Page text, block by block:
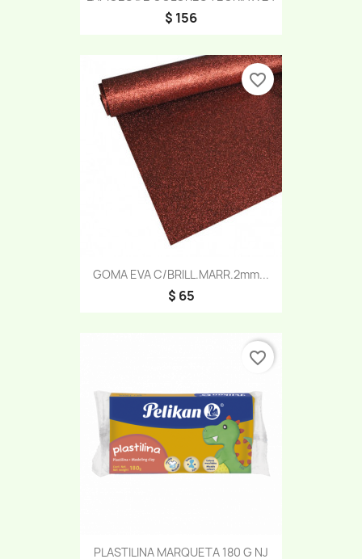
$ 156
GOMA EVA C/BRILL.MARR.2mm...
$ 65
favorite_border
PLASTILINA MARQUETA 180 G NJ
favorite_border